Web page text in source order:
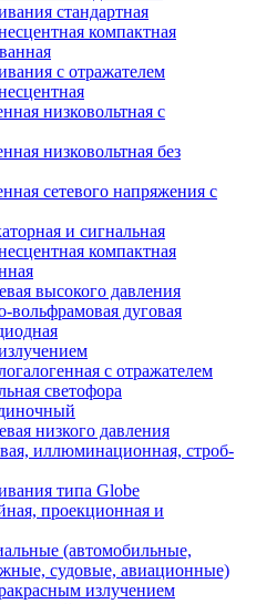
стандартная
компактная
с отражателем
низковольтная с
низковольтная без
сетевого напряжения с
и сигнальная
компактная
высокого давления
вольфрамовая дуговая
с отражателем
светофора
низкого давления
иллюминационная, строб-
типа Globe
проекционная и
(автомобильные,
судовые, авиационные)
излучением